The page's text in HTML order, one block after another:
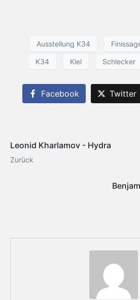
Ausstellung K34
K34 Kiel Schlecker
Facebook Twitter
Leonid Kharlamov - Hydra
Zurück